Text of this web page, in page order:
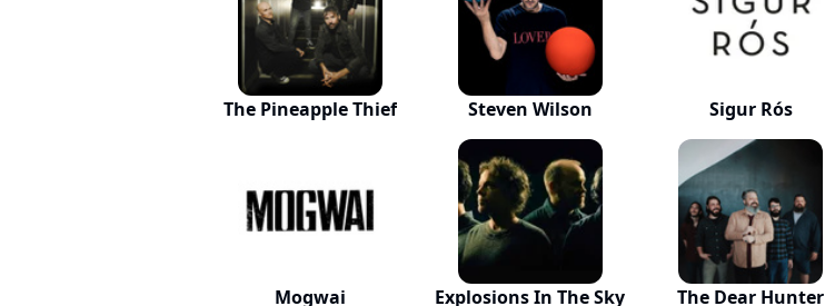
The Pineapple Thief Steven Wilson Sigur Rós
Mogwai Explosions In The Sky The Dear Hunter